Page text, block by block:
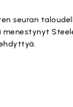
seuran
menestynyt